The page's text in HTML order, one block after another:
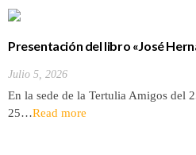
Presentación del libro «José
Julio 5, 2026
En la sede de la Tertulia Amigos del
25…Read more